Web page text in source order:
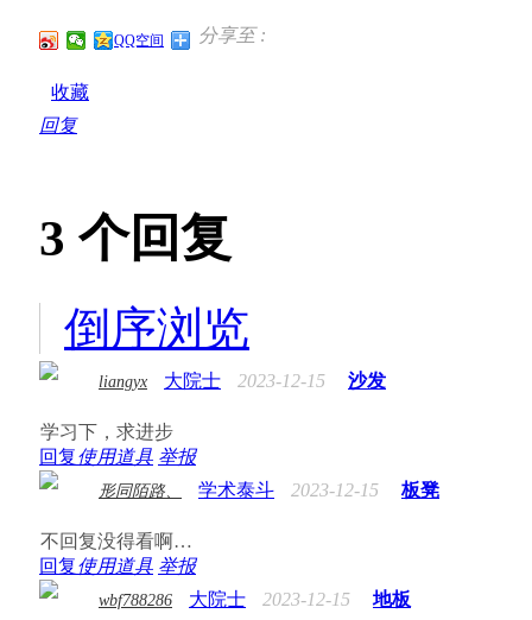
分享至 :
QQ空间
收藏
回复
3 个回复
倒序浏览
liangyx 大院士 2023-12-15 沙发
学习下，求进步
回复使用道具 举报
形同陌路、 学术泰斗 2023-12-15 板凳
不回复没得看啊…
回复使用道具 举报
wbf788286 大院士 2023-12-15 地板